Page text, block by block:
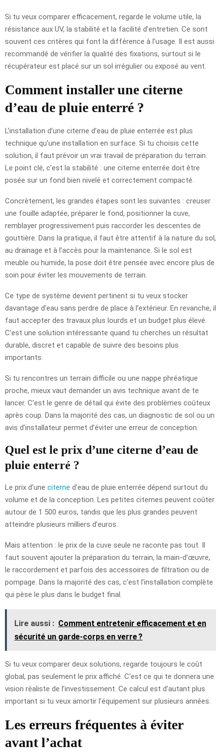
Si tu veux comparer efficacement, regarde le volume utile, la
résistance aux UV, la stabilité et la facilité d’entretien. Ce sont
souvent ces critères qui font la différence à l’usage. Il est aussi
recommandé de vérifier la qualité des fixations, surtout si le
récupérateur est placé sur un sol irrégulier ou exposé au vent.
Comment installer une citerne
d’eau de pluie enterré ?
L’installation d’une citerne d’eau de pluie enterrée est plus
technique qu’une installation en surface. Si tu choisis cette
solution, il faut prévoir un vrai travail de préparation du terrain.
Le point clé, c’est la stabilité : une citerne enterrée doit être
posée sur un fond bien nivelé et correctement compacté.
Concrètement, les grandes étapes sont les suivantes : creuser
une fouille adaptée, préparer le fond, positionner la cuve,
remblayer progressivement puis raccorder les descentes de
gouttière. Dans la pratique, il faut être attentif à la nature du sol,
au drainage et à l’accès pour la maintenance. Si le sol est
meuble ou humide, la pose doit être pensée avec encore plus de
soin pour éviter les mouvements de terrain.
Ce type de système devient pertinent si tu veux stocker
davantage d’eau sans perdre de place à l’extérieur. En revanche, il
faut accepter des travaux plus lourds et un budget plus élevé.
C’est une solution intéressante quand tu cherches un résultat
durable, discret et capable de suivre des besoins plus
importants.
Si tu rencontres un terrain difficile ou une nappe phréatique
proche, mieux vaut demander un avis technique avant de te
lancer. C’est le genre de détail qui évite des problèmes coûteux
après coup. Dans la majorité des cas, un diagnostic de sol ou un
avis d’installateur permet d’éviter une erreur de conception.
Quel est le prix d’une citerne d’eau de
pluie enterré ?
Le prix d’une citerne d’eau de pluie enterrée dépend surtout du
volume et de la conception. Les petites citernes peuvent coûter
autour de 1 500 euros, tandis que les plus grandes peuvent
atteindre plusieurs milliers d’euros.
Mais attention : le prix de la cuve seule ne raconte pas tout. Il
faut souvent ajouter la préparation du terrain, la main-d’œuvre,
le raccordement et parfois des accessoires de filtration ou de
pompage. Dans la majorité des cas, c’est l’installation complète
qui pèse le plus dans le budget final.
Lire aussi : Comment entretenir efficacement et en
sécurité un garde-corps en verre ?
Si tu veux comparer deux solutions, regarde toujours le coût
global, pas seulement le prix affiché. C’est ce qui te donnera une
vision réaliste de l’investissement. Ce calcul est d’autant plus
important si tu veux amortir l’équipement sur plusieurs années.
Les erreurs fréquentes à éviter
avant l’achat